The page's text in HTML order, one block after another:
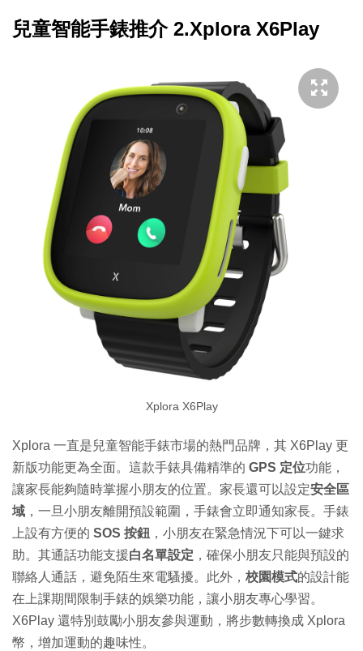
兒童智能手錶推介 2.Xplora X6Play
Xplora X6Play
Xplora 一直是兒童智能手錶市場的熱門品牌，其 X6Play 更
新版功能更為全面。這款手錶具備精準的 GPS 定位功能，
讓家長能夠隨時掌握小朋友的位置。家長還可以設定安全區
域 ，一旦小朋友離開預設範圍，手錶會立即通知家長。手錶
上設有方便的 SOS 按鈕 ，小朋友在緊急情況下可以一鍵求
助。其通話功能支援白名單設定 ，確保小朋友只能與預設的
聯絡人通話，避免陌生來電騷擾。此外， 校園模式的設計能
在上課期間限制手錶的娛樂功能，讓小朋友專心學習。
X6Play 還特別鼓勵小朋友參與運動，將步數轉換成 Xplora
幣，增加運動的趣味性。